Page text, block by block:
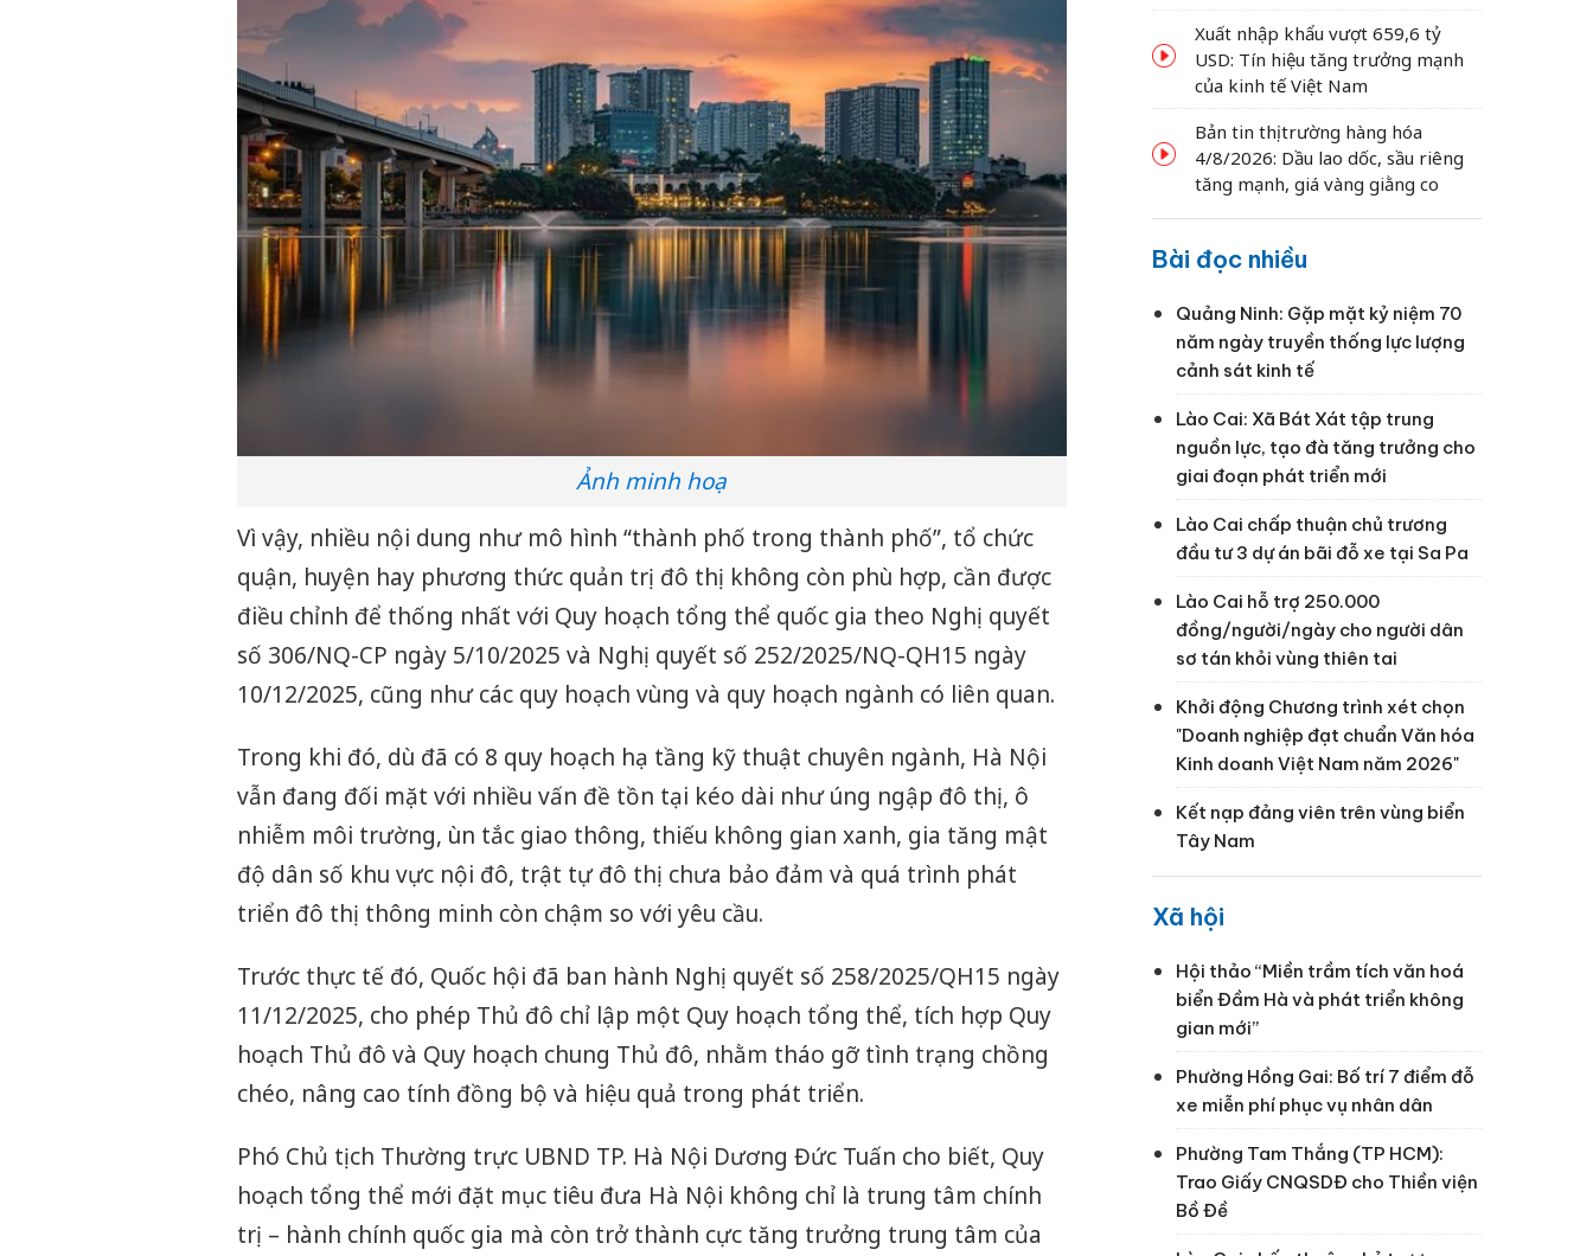
Ảnh minh hoạ
Vì vậy, nhiều nội dung như mô hình “thành phố trong thành phố”, tổ chức
quận, huyện hay phương thức quản trị đô thị không còn phù hợp, cần được
điều chỉnh để thống nhất với Quy hoạch tổng thể quốc gia theo Nghị quyết
số 306/NQ-CP ngày 5/10/2025 và Nghị quyết số 252/2025/NQ-QH15 ngày
10/12/2025, cũng như các quy hoạch vùng và quy hoạch ngành có liên quan.
Trong khi đó, dù đã có 8 quy hoạch hạ tầng kỹ thuật chuyên ngành, Hà Nội
vẫn đang đối mặt với nhiều vấn đề tồn tại kéo dài như úng ngập đô thị, ô
nhiễm môi trường, ùn tắc giao thông, thiếu không gian xanh, gia tăng mật
độ dân số khu vực nội đô, trật tự đô thị chưa bảo đảm và quá trình phát
triển đô thị thông minh còn chậm so với yêu cầu.
Trước thực tế đó, Quốc hội đã ban hành Nghị quyết số 258/2025/QH15 ngày
11/12/2025, cho phép Thủ đô chỉ lập một Quy hoạch tổng thể, tích hợp Quy
hoạch Thủ đô và Quy hoạch chung Thủ đô, nhằm tháo gỡ tình trạng chồng
chéo, nâng cao tính đồng bộ và hiệu quả trong phát triển.
Phó Chủ tịch Thường trực UBND TP. Hà Nội Dương Đức Tuấn cho biết, Quy
hoạch tổng thể mới đặt mục tiêu đưa Hà Nội không chỉ là trung tâm chính
trị – hành chính quốc gia mà còn trở thành cực tăng trưởng trung tâm của
Xuất nhập khẩu vượt 659,6 tỷ
USD: Tín hiệu tăng trưởng mạnh
của kinh tế Việt Nam
Bản tin thị trường hàng hóa
4/8/2026: Dầu lao dốc, sầu riêng
tăng mạnh, giá vàng giằng co
Bài đọc nhiều
Quảng Ninh: Gặp mặt kỷ niệm 70
năm ngày truyền thống lực lượng
cảnh sát kinh tế
Lào Cai: Xã Bát Xát tập trung
nguồn lực, tạo đà tăng trưởng cho
giai đoạn phát triển mới
Lào Cai chấp thuận chủ trương
đầu tư 3 dự án bãi đỗ xe tại Sa Pa
Lào Cai hỗ trợ 250.000
đồng/người/ngày cho người dân
sơ tán khỏi vùng thiên tai
Khởi động Chương trình xét chọn
"Doanh nghiệp đạt chuẩn Văn hóa
Kinh doanh Việt Nam năm 2026"
Kết nạp đảng viên trên vùng biển
Tây Nam
Xã hội
Hội thảo “Miền trầm tích văn hoá
biển Đầm Hà và phát triển không
gian mới”
Phường Hồng Gai: Bố trí 7 điểm đỗ
xe miễn phí phục vụ nhân dân
Phường Tam Thắng (TP HCM):
Trao Giấy CNQSDĐ cho Thiền viện
Bồ Đề